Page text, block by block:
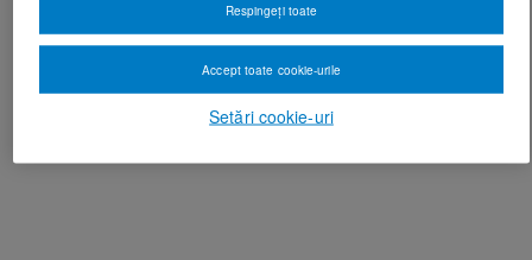
Setări cookie-uri
Respingeți toate
Accept toate cookie-urile